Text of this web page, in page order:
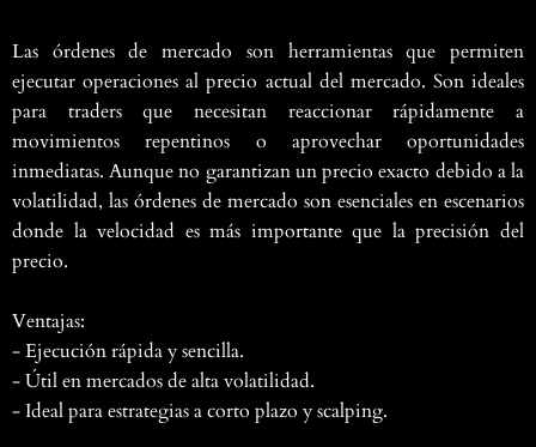
Las órdenes de mercado son herramientas que permiten
ejecutar operaciones al precio actual del mercado. Son ideales
para traders que necesitan reaccionar rápidamente a
movimientos repentinos o aprovechar oportunidades
inmediatas. Aunque no garantizan un precio exacto debido a la
volatilidad, las órdenes de mercado son esenciales en escenarios
donde la velocidad es más importante que la precisión del
precio.
Ventajas:
- Ejecución rápida y sencilla.
- Útil en mercados de alta volatilidad.
- Ideal para estrategias a corto plazo y scalping.